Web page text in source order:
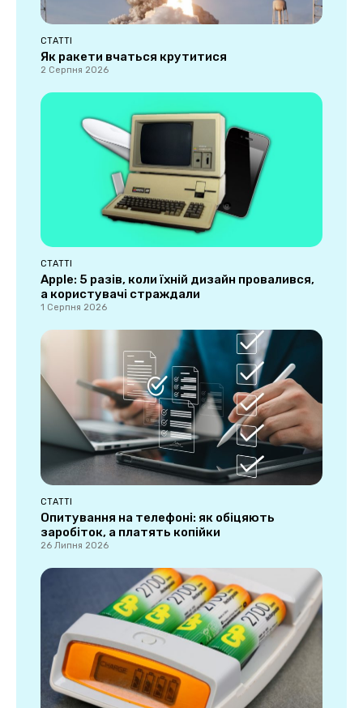
СТАТТІ
Як ракети вчаться крутитися
2 Серпня 2026
СТАТТІ
Apple: 5 разів, коли їхній дизайн провалився,
а користувачі страждали
1 Серпня 2026
СТАТТІ
Опитування на телефоні: як обіцяють
заробіток, а платять копійки
26 Липня 2026